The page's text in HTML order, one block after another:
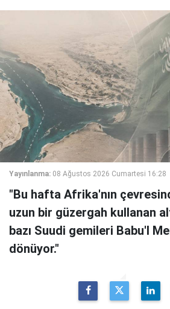
Yayınlanma: 08 Ağustos 2026 Cumartesi 16:28
"Bu hafta Afrika'nın
uzun bir güzergah kullanan
bazı Suudi gemileri Babu'l
dönüyor."